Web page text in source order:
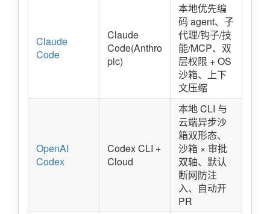
Claude
Code
Claude
Code(Anthro
pic)
本地优先编
码 agent、子
代理/钩子/技
能/MCP、双
层权限 + OS
沙箱、上下
文压缩
OpenAI
Codex
Codex CLI +
Cloud
本地 CLI 与
云端异步沙
箱双形态、
沙箱 × 审批
双轴、默认
断网防注
入、自动开
PR